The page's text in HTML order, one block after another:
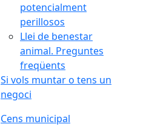
potencialment
perillosos
Llei de benestar
animal. Preguntes
freqüents
Si vols muntar o tens un
negoci
Cens municipal